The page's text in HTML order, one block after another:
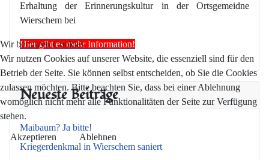
Erhaltung der Erinnerungskultur in der Ortsgemeidne
Wierschem bei
Hier gibt es mehr Information!
Neueste Beiträge
Maibaum? Ja bitte!
Kriegerdenkmal in Wierschem saniert
Wir benutzen Cookies
Wir nutzen Cookies auf unserer Website, die essenziell sind für den
Betrieb der Seite. Sie können selbst entscheiden, ob Sie die Cookies
zulassen möchten. Bitte beachten Sie, dass bei einer Ablehnung
womöglich nicht mehr alle Funktionalitäten der Seite zur Verfügung
stehen.
Akzeptieren Ablehnen